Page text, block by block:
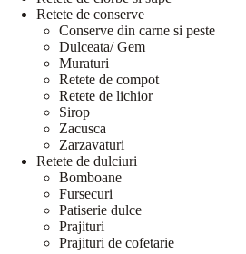
Retete de conserve
Conserve din carne si peste
Dulceata/ Gem
Muraturi
Retete de compot
Retete de lichior
Sirop
Zacusca
Zarzavaturi
Retete de dulciuri
Bomboane
Fursecuri
Patiserie dulce
Prajituri
Prajituri de cofetarie